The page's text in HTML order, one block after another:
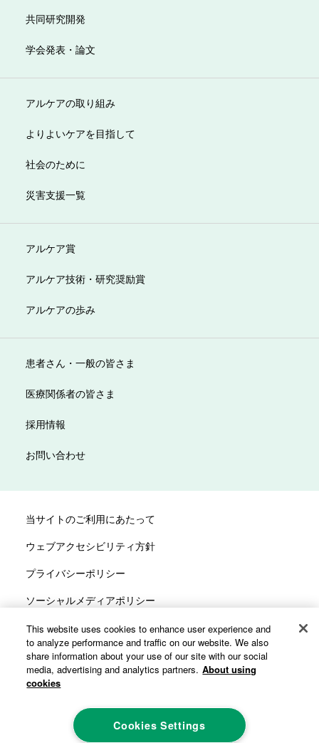
共同研究開発
学会発表・論文
アルケアの取り組み
よりよいケアを目指して
社会のために
災害支援一覧
アルケア賞
アルケア技術・研究奨励賞
アルケアの歩み
患者さん・一般の皆さま
医療関係者の皆さま
採用情報
お問い合わせ
当サイトのご利用にあたって
ウェブアクセシビリティ方針
プライバシーポリシー
ソーシャルメディアポリシー
サイトマップ
カスタマーハラスメントへの対応方針
©ALCARE Co., Ltd. All rights reserved.
This website uses cookies to enhance user experience and
to analyze performance and traffic on our website. We also
share information about your use of our site with our social
media, advertising and analytics partners. About using
cookies
Cookies Settings